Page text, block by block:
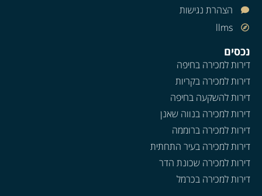
הצהרת נגישות
llms
נכסים
דירות למכירה בחיפה
דירות למכירה בקריות
דירות להשקעה בחיפה
דירות למכירה בנווה שאנן
דירות למכירה ברוממה
דירות למכירה בעיר התחתית
דירות למכירה שכונת הדר
דירות למכירה בכרמל